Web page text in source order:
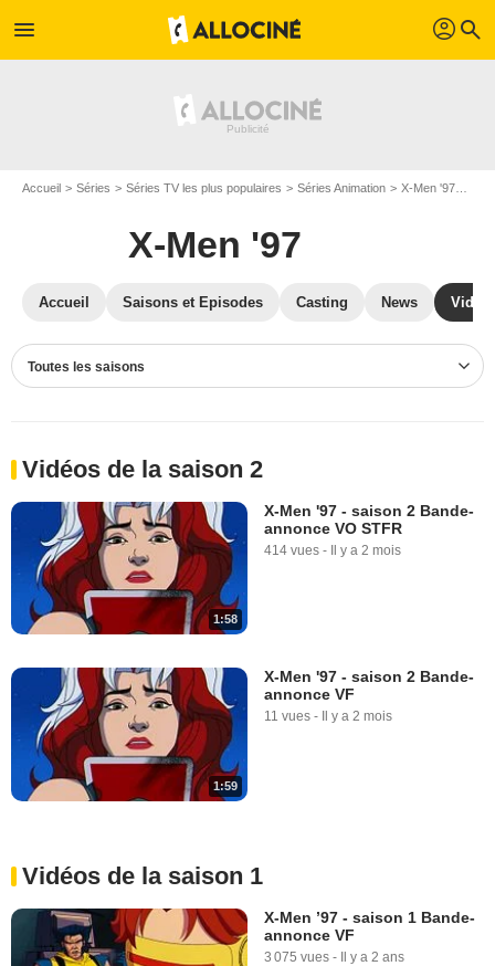
menu profil search
Accueil Séries Séries TV les plus populaires Séries Animation X-Men '97
X-Men '97
Accueil Saisons et Episodes Casting News
Toutes les saisons
Vidéos de la saison 2
1:58
X-Men '97 - saison 2 Bande-
annonce VO STFR
414 vues - Il y a 2 mois
1:59
X-Men '97 - saison 2 Bande-
annonce VF
11 vues - Il y a 2 mois
Vidéos de la saison 1
X-Men ’97 - saison 1 Bande-
annonce VF
3 075 vues - Il y a 2 ans